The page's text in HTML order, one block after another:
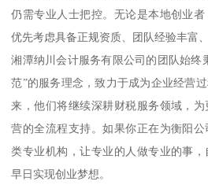
仍需专业人士把控。无论是本地创业
优先考虑具备正规资质、团队经验丰富
湘潭纳川会计服务有限公司的团队始终
范”的服务理念，致力于成为企业经营
来，他们将继续深耕财税服务领域，
营的全流程支持。如果你正在为衡阳
类专业机构，让专业的人做专业的事，
早日实现创业梦想。